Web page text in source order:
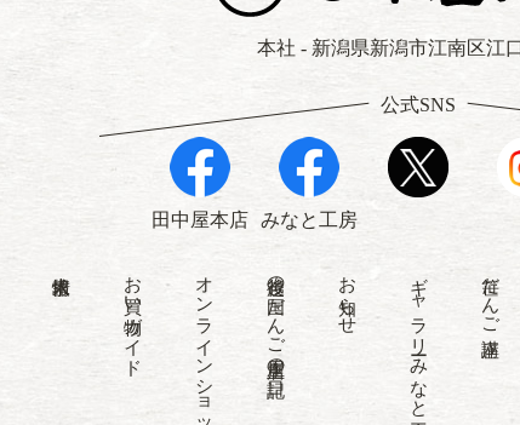
本社 - 新潟県新潟市江南区江
公式SNS
田中屋本店 みなと工房
笹だんご講座
ギャラリーみなと工房
お知らせ
越後の国だんご屋店主の日記
オンラインショップ
お買い物ガイド